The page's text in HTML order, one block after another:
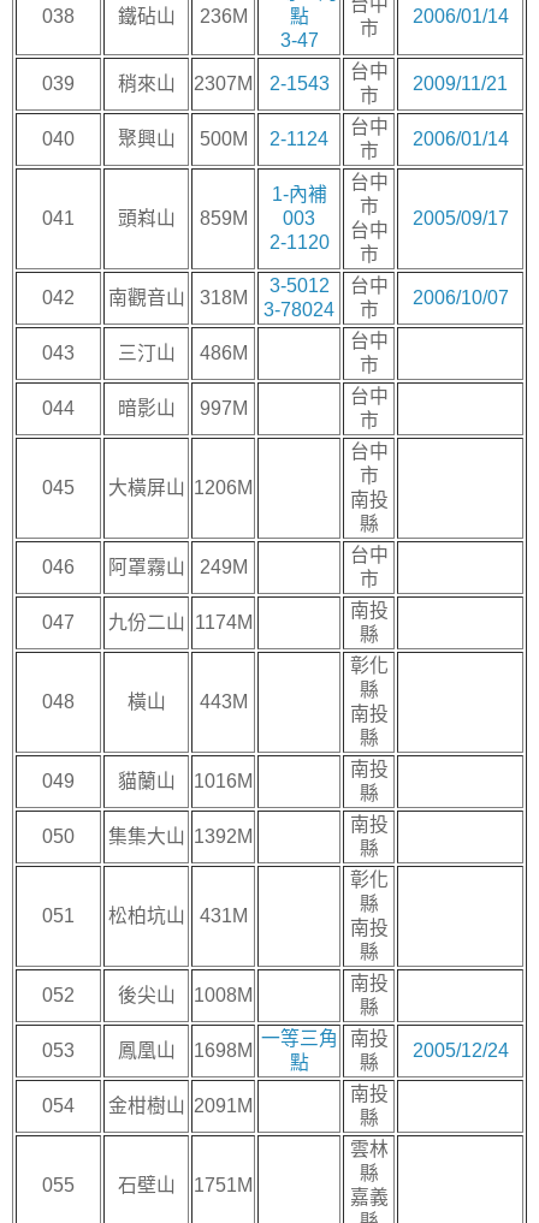
038 鐵砧山 236M
點
3-47
市
2006/01/14
039 稍來山 2307M 2-1543
台中
市
2009/11/21
040 聚興山 500M 2-1124
台中
市
2006/01/14
041 頭嵙山 859M
1-內補
003
2-1120
台中
市
台中
市
2005/09/17
042 南觀音山 318M
3-5012
3-78024
台中
市
2006/10/07
043 三汀山 486M
台中
市
044 暗影山 997M
台中
市
045 大橫屏山 1206M
台中
市
南投
縣
046 阿罩霧山 249M
台中
市
047 九份二山 1174M
南投
縣
048 橫山 443M
彰化
縣
南投
縣
049 貓蘭山 1016M
南投
縣
050 集集大山 1392M
南投
縣
051 松柏坑山 431M
彰化
縣
南投
縣
052 後尖山 1008M
南投
縣
053 鳳凰山 1698M
一等三角
點
南投
縣
2005/12/24
054 金柑樹山 2091M
南投
縣
055 石壁山 1751M
雲林
縣
嘉義